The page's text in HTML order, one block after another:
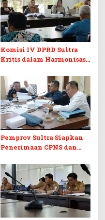
Komisi IV DPRD Sultra
Kritis dalam Harmonisasi
Perubahan APBD 2026
Pemprov Sultra Siapkan
Penerimaan CPNS dan
Desak Formasi Disabilitas